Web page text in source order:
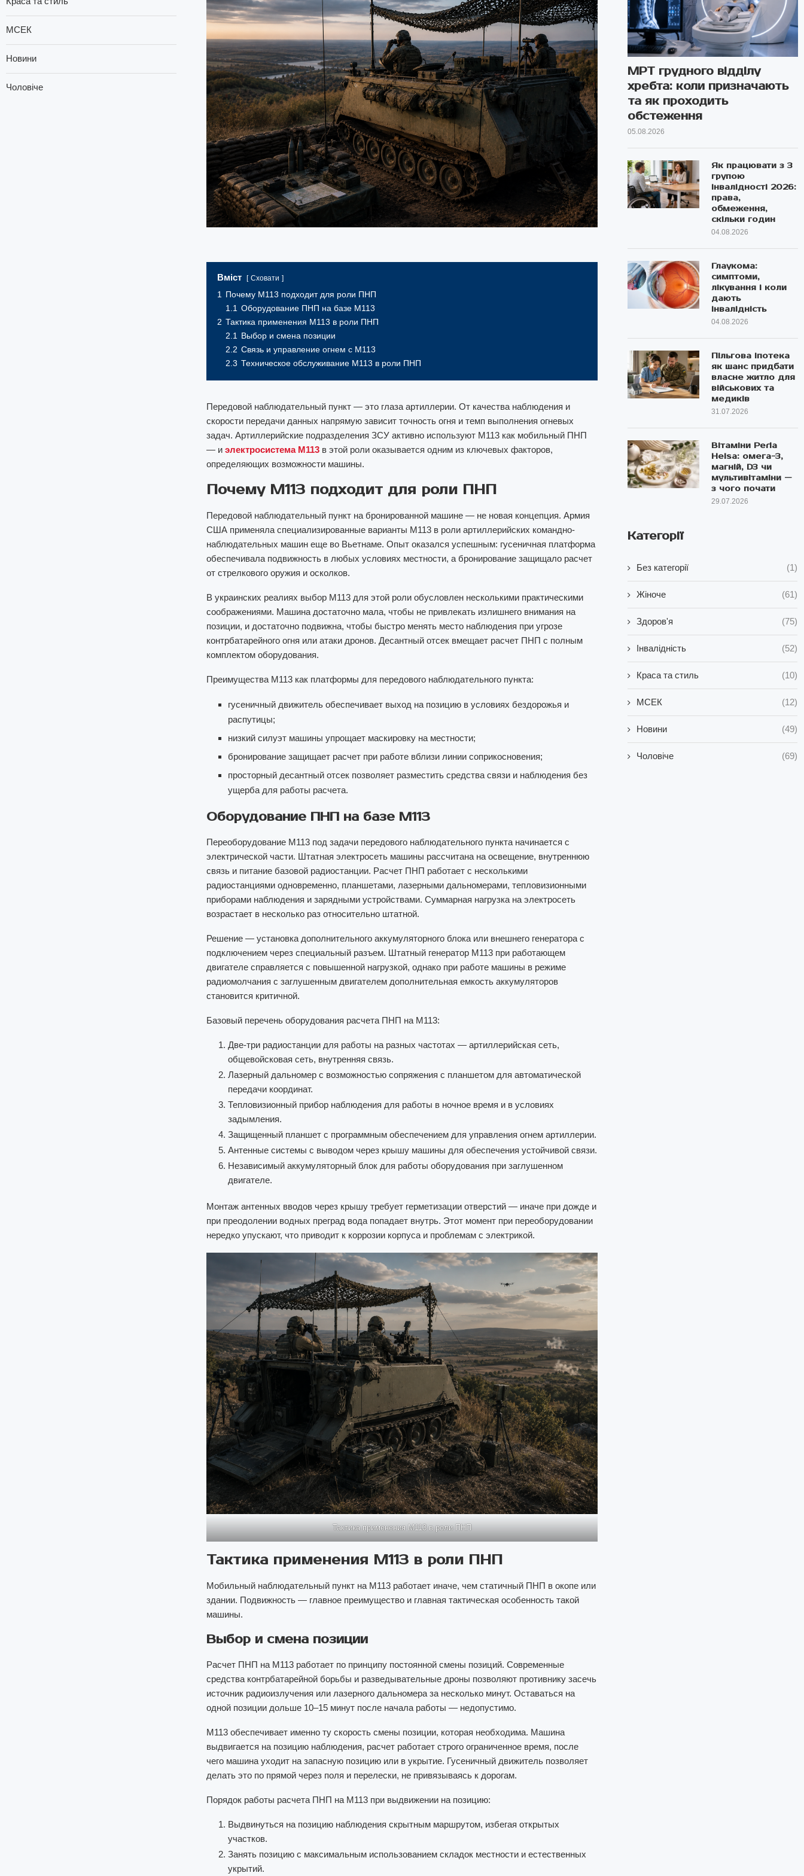
Вміст Сховати
1 Почему M113 подходит для роли ПНП
1.1 Оборудование ПНП на базе M113
2 Тактика применения M113 в роли ПНП
2.1 Выбор и смена позиции
2.2 Связь и управление огнем с M113
2.3 Техническое обслуживание M113 в роли ПНП
Передовой наблюдательный пункт — это глаза артиллерии. От качества наблюдения и
скорости передачи данных напрямую зависит точность огня и темп выполнения огневых
задач. Артиллерийские подразделения ЗСУ активно используют M113 как мобильный ПНП
— и электросистема M113в этой роли оказывается одним из ключевых факторов,
определяющих возможности машины.
Почему M113 подходит для роли ПНП
Передовой наблюдательный пункт на бронированной машине — не новая концепция. Армия
США применяла специализированные варианты M113 в роли артиллерийских командно-
наблюдательных машин еще во Вьетнаме. Опыт оказался успешным: гусеничная платформа
обеспечивала подвижность в любых условиях местности, а бронирование защищало расчет
от стрелкового оружия и осколков.
В украинских реалиях выбор M113 для этой роли обусловлен несколькими практическими
соображениями. Машина достаточно мала, чтобы не привлекать излишнего внимания на
позиции, и достаточно подвижна, чтобы быстро менять место наблюдения при угрозе
контрбатарейного огня или атаки дронов. Десантный отсек вмещает расчет ПНП с полным
комплектом оборудования.
Преимущества M113 как платформы для передового наблюдательного пункта:
гусеничный движитель обеспечивает выход на позицию в условиях бездорожья и
распутицы;
низкий силуэт машины упрощает маскировку на местности;
бронирование защищает расчет при работе вблизи линии соприкосновения;
просторный десантный отсек позволяет разместить средства связи и наблюдения без
ущерба для работы расчета.
Оборудование ПНП на базе M113
Переоборудование M113 под задачи передового наблюдательного пункта начинается с
электрической части. Штатная электросеть машины рассчитана на освещение, внутреннюю
связь и питание базовой радиостанции. Расчет ПНП работает с несколькими
радиостанциями одновременно, планшетами, лазерными дальномерами, тепловизионными
приборами наблюдения и зарядными устройствами. Суммарная нагрузка на электросеть
возрастает в несколько раз относительно штатной.
Решение — установка дополнительного аккумуляторного блока или внешнего генератора с
подключением через специальный разъем. Штатный генератор M113 при работающем
двигателе справляется с повышенной нагрузкой, однако при работе машины в режиме
радиомолчания с заглушенным двигателем дополнительная емкость аккумуляторов
становится критичной.
Базовый перечень оборудования расчета ПНП на M113:
Две-три радиостанции для работы на разных частотах — артиллерийская сеть,
общевойсковая сеть, внутренняя связь.
Лазерный дальномер с возможностью сопряжения с планшетом для автоматической
передачи координат.
Тепловизионный прибор наблюдения для работы в ночное время и в условиях
задымления.
Защищенный планшет с программным обеспечением для управления огнем артиллерии.
Антенные системы с выводом через крышу машины для обеспечения устойчивой связи.
Независимый аккумуляторный блок для работы оборудования при заглушенном
двигателе.
Монтаж антенных вводов через крышу требует герметизации отверстий — иначе при дожде и
при преодолении водных преград вода попадает внутрь. Этот момент при переоборудовании
нередко упускают, что приводит к коррозии корпуса и проблемам с электрикой.
Тактика применения M113 в роли ПНП
Тактика применения M113 в роли ПНП
Мобильный наблюдательный пункт на M113 работает иначе, чем статичный ПНП в окопе или
здании. Подвижность — главное преимущество и главная тактическая особенность такой
машины.
Выбор и смена позиции
Расчет ПНП на M113 работает по принципу постоянной смены позиций. Современные
средства контрбатарейной борьбы и разведывательные дроны позволяют противнику засечь
источник радиоизлучения или лазерного дальномера за несколько минут. Оставаться на
одной позиции дольше 10–15 минут после начала работы — недопустимо.
M113 обеспечивает именно ту скорость смены позиции, которая необходима. Машина
выдвигается на позицию наблюдения, расчет работает строго ограниченное время, после
чего машина уходит на запасную позицию или в укрытие. Гусеничный движитель позволяет
делать это по прямой через поля и перелески, не привязываясь к дорогам.
Порядок работы расчета ПНП на M113 при выдвижении на позицию:
Выдвинуться на позицию наблюдения скрытным маршрутом, избегая открытых
участков.
Занять позицию с максимальным использованием складок местности и естественных
укрытий.
МРТ грудного відділу
хребта: коли призначають
та як проходить
обстеження
05.08.2026
Як працювати з 3
групою
інвалідності 2026:
права,
обмеження,
скільки годин
04.08.2026
Глаукома:
симптоми,
лікування і коли
дають
інвалідність
04.08.2026
Пільгова іпотека
як шанс придбати
власне житло для
військових та
медиків
31.07.2026
Вітаміни Perla
Helsa: омега-3,
магній, D3 чи
мультивітаміни —
з чого почати
29.07.2026
Категорії
Без категорії (1)
Жіноче (61)
Здоров'я (75)
Інвалідність (52)
Краса та стиль (10)
МСЕК (12)
Новини (49)
Чоловіче (69)
МСЕК
Новини
Чоловіче